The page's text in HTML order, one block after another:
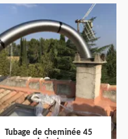
Tubage de cheminée 45